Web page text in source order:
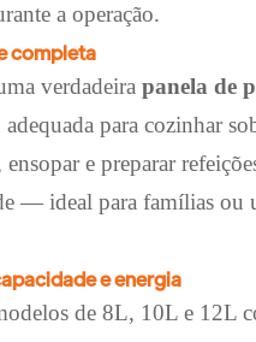
a operação.
completa
verdadeira panela de
adequada para cozinhar
e preparar
— ideal para famílias ou
e energia
de 8L, 10L e 12L